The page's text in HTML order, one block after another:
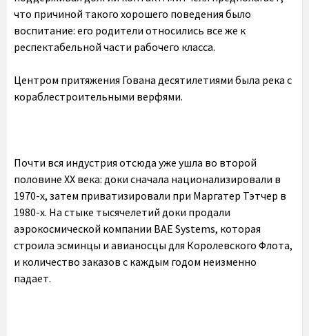
что причиной такого хорошего поведения было
воспитание: его родители относились все же к
респектабельной части рабочего класса.
Центром притяжения Гована десятилетиями была река с
кораблестроительными верфями.
Почти вся индустрия отсюда уже ушла во второй
половине XX века: доки сначала национализировали в
1970-х, затем приватизировали при Маргатер Тэтчер в
1980-х. На стыке тысячелетий доки продали
аэрокосмической компании BAE Systems, которая
строила эсминцы и авианосцы для Королевского Флота,
и количество заказов с каждым годом неизменно
падает.